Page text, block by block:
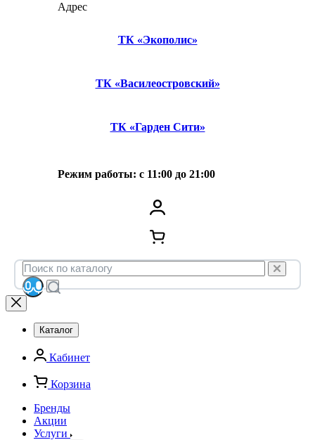
Адрес
ТК «Экополис»
ТК «Василеостровский»
ТК «Гарден Сити»
Режим работы: с 11:00 до 21:00
Каталог
Кабинет
Корзина
Бренды
Акции
Услуги